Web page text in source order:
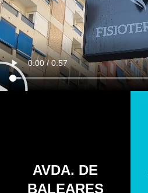
AVDA. DE
BALEARES